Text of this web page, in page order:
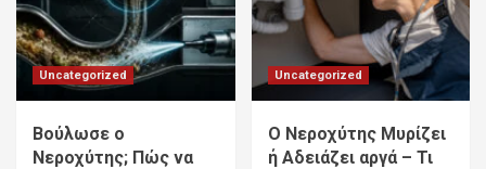
Uncategorized
Βούλωσε ο
Νεροχύτης; Πώς να
Uncategorized
Ο Νεροχύτης Μυρίζει
ή Αδειάζει αργά – Τι